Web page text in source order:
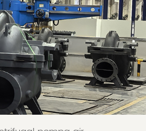
العربية
Tiếng Việt
Indonesia